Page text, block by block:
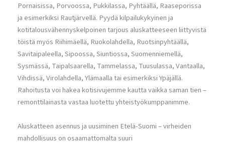
Pornaisissa, Porvoossa, Pukkilassa, Pyhtäällä, Raaseporissa
ja esimerkiksi Rautjärvellä. Pyydä kilpailukykyinen ja
kotitalousvähennyskelpoinen tarjous aluskatteeseen liittyvistä
töistä myös Riihimäellä, Ruokolahdella, Ruotsinpyhtäällä,
Savitaipaleella, Sipoossa, Siuntiossa, Suomenniemellä,
Sysmässä, Taipalsaarella, Tammelassa, Tuusulassa, Vantaalla,
Vihdissä, Virolahdella, Ylämaalla tai esimerkiksi Ypäjällä.
Rahoitusta voi hakea kotisivujemme kautta vaikka saman tien –
remonttilainasta vastaa luotettu yhteistyökumppanimme.
Aluskatteen asennus ja uusiminen Etelä-Suomi – virheiden
mahdollisuus on osaamattomalta suuri